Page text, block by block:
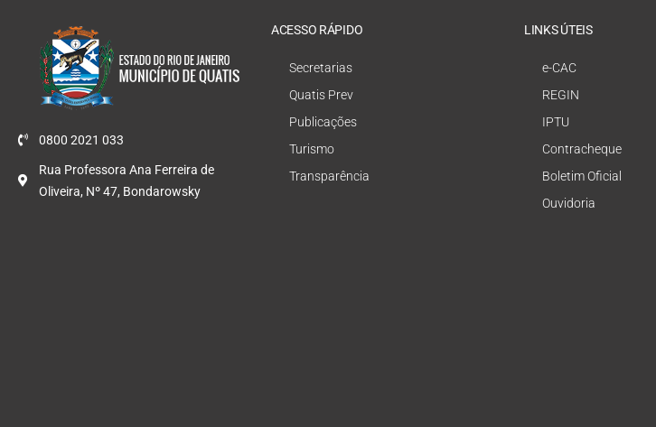
0800 2021 033
Rua Professora Ana Ferreira de
Oliveira, Nº 47, Bondarowsky
ACESSO RÁPIDO
Secretarias
Quatis Prev
Publicações
Turismo
Transparência
LINKS ÚTEIS
e-CAC
REGIN
IPTU
Contracheque
Boletim Oficial
Ouvidoria